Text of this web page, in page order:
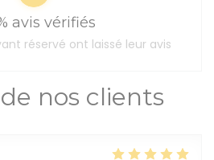
nos clients
avis vérifiés
réservé ont laissé leur avis